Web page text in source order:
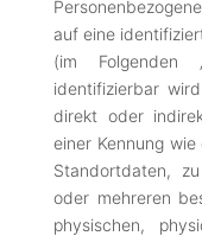
auf eine
(im Folgenden
identifizierbar
direkt oder
einer Kennung
Standortdaten,
oder mehreren
physischen,